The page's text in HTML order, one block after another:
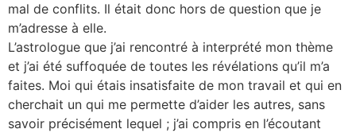
mal de conflits. Il était donc hors de question que je
m’adresse à elle.
L’astrologue que j’ai rencontré à interprété mon thème
et j’ai été suffoquée de toutes les révélations qu’il m’a
faites. Moi qui étais insatisfaite de mon travail et qui en
cherchait un qui me permette d’aider les autres, sans
savoir précisément lequel ; j’ai compris en l’écoutant